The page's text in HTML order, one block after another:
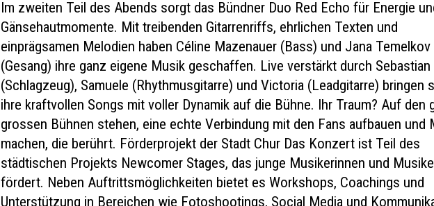
Im zweiten Teil des Abends sorgt das Bündner Duo Red Echo für Energie
Gänsehautmomente. Mit treibenden Gitarrenriffs, ehrlichen Texten und
einprägsamen Melodien haben Céline Mazenauer (Bass) und Jana Temelkov
(Gesang) ihre ganz eigene Musik geschaffen. Live verstärkt durch Sebastian
(Schlagzeug), Samuele (Rhythmusgitarre) und Victoria (Leadgitarre) bringen
ihre kraftvollen Songs mit voller Dynamik auf die Bühne. Ihr Traum? Auf den
grossen Bühnen stehen, eine echte Verbindung mit den Fans aufbauen und
machen, die berührt. Förderprojekt der Stadt Chur Das Konzert ist Teil des
städtischen Projekts Newcomer Stages, das junge Musikerinnen und
fördert. Neben Auftrittsmöglichkeiten bietet es Workshops, Coachings und
Unterstützung in Bereichen wie Fotoshootings, Social Media und